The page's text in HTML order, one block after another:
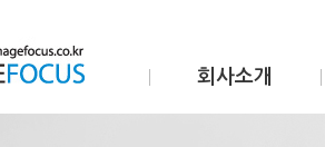
회사소개